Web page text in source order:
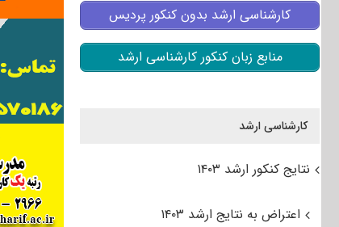
کارشناسی ارشد بدون کنکور پردیس
منابع زبان کنکور کارشناسی ارشد
کارشناسی ارشد
نتایج کنکور ارشد ۱۴۰۳
اعتراض به نتایج ارشد ۱۴۰۳